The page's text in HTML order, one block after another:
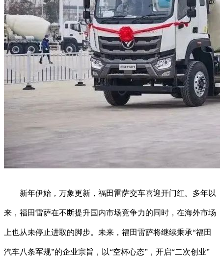
新年伊始，万象更新，福田雷萨交车喜迎开门红。多年以
来，福田雷萨在不断提升国内市场竞争力的同时，在海外市场
上也从未停止进取的脚步。未来，福田雷萨将继续秉承“福田
汽车八条军规”的企业宗旨，以“空杯心态”，开启“二次创业”